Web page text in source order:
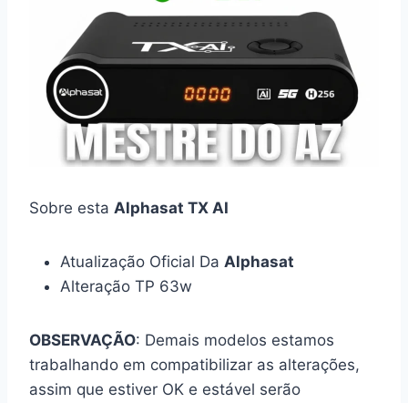
Sobre esta Alphasat TX AI
Atualização Oficial Da Alphasat
Alteração TP 63w
OBSERVAÇÃO: Demais modelos estamos
trabalhando em compatibilizar as alterações,
assim que estiver OK e estável serão